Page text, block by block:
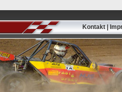
Kontakt |